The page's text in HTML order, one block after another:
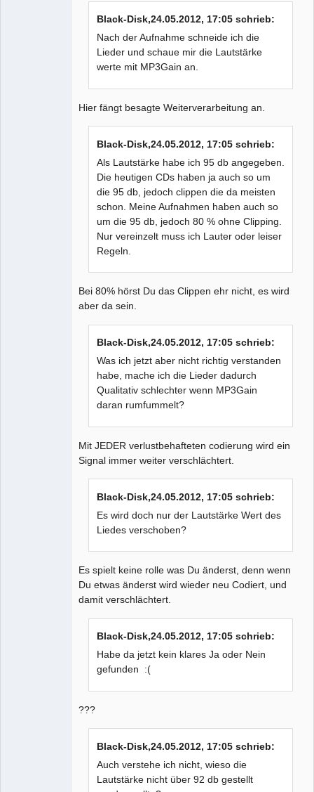
Black-Disk,24.05.2012, 17:05 schrieb:
Nach der Aufnahme schneide ich die
Lieder und schaue mir die Lautstärke
werte mit MP3Gain an.
Hier fängt besagte Weiterverarbeitung an.
Black-Disk,24.05.2012, 17:05 schrieb:
Als Lautstärke habe ich 95 db angegeben.
Die heutigen CDs haben ja auch so um
die 95 db, jedoch clippen die da meisten
schon. Meine Aufnahmen haben auch so
um die 95 db, jedoch 80 % ohne Clipping.
Nur vereinzelt muss ich Lauter oder leiser
Regeln.
Bei 80% hörst Du das Clippen ehr nicht, es wird
aber da sein.
Black-Disk,24.05.2012, 17:05 schrieb:
Was ich jetzt aber nicht richtig verstanden
habe, mache ich die Lieder dadurch
Qualitativ schlechter wenn MP3Gain
daran rumfummelt?
Mit JEDER verlustbehafteten codierung wird ein
Signal immer weiter verschlächtert.
Black-Disk,24.05.2012, 17:05 schrieb:
Es wird doch nur der Lautstärke Wert des
Liedes verschoben?
Es spielt keine rolle was Du änderst, denn wenn
Du etwas änderst wird wieder neu Codiert, und
damit verschlächtert.
Black-Disk,24.05.2012, 17:05 schrieb:
Habe da jetzt kein klares Ja oder Nein
gefunden :(
???
Black-Disk,24.05.2012, 17:05 schrieb:
Auch verstehe ich nicht, wieso die
Lautstärke nicht über 92 db gestellt